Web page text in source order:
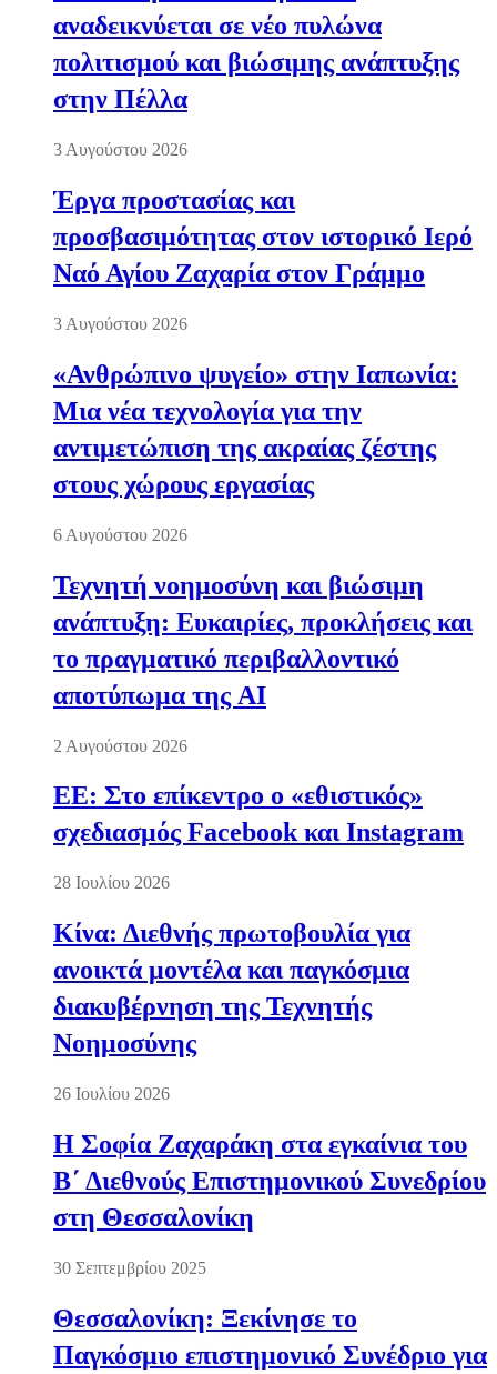
αναδεικνύεται σε νέο πυλώνα
πολιτισμού και βιώσιμης ανάπτυξης
στην Πέλλα
3 Αυγούστου 2026
Έργα προστασίας και
προσβασιμότητας στον ιστορικό Ιερό
Ναό Αγίου Ζαχαρία στον Γράμμο
3 Αυγούστου 2026
«Ανθρώπινο ψυγείο» στην Ιαπωνία:
Μια νέα τεχνολογία για την
αντιμετώπιση της ακραίας ζέστης
στους χώρους εργασίας
6 Αυγούστου 2026
Τεχνητή νοημοσύνη και βιώσιμη
ανάπτυξη: Ευκαιρίες, προκλήσεις και
το πραγματικό περιβαλλοντικό
αποτύπωμα της AI
2 Αυγούστου 2026
ΕΕ: Στο επίκεντρο ο «εθιστικός»
σχεδιασμός Facebook και Instagram
28 Ιουλίου 2026
Κίνα: Διεθνής πρωτοβουλία για
ανοικτά μοντέλα και παγκόσμια
διακυβέρνηση της Τεχνητής
Νοημοσύνης
26 Ιουλίου 2026
Η Σοφία Ζαχαράκη στα εγκαίνια του
Β΄ Διεθνούς Επιστημονικού Συνεδρίου
στη Θεσσαλονίκη
30 Σεπτεμβρίου 2025
Θεσσαλονίκη: Ξεκίνησε το
Παγκόσμιο επιστημονικό Συνέδριο για